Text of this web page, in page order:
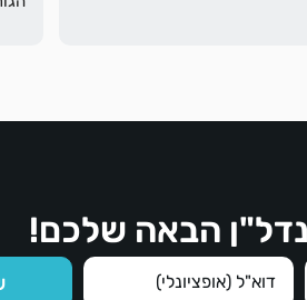
הבאה שלכם!